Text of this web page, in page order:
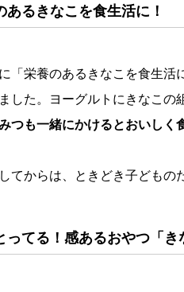
あるきなこを食生活に！
「栄養のあるきなこを食生活
した。ヨーグルトにきなこの
つも一緒にかけるとおいしく
てからは、ときどき子どもの
ってる！感あるおやつ「き